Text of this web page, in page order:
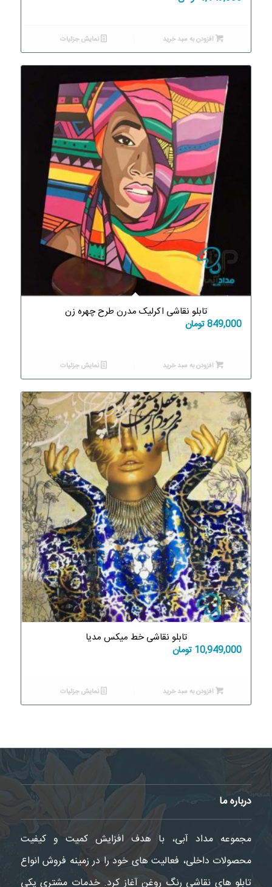
افزودن به سبد خرید نمایش جزئیات
تابلو نقاشی اکرلیک مدرن طرح چهره زن
849,000تومان
افزودن به سبد خرید نمایش جزئیات
تابلو نقاشی خط میکس مدیا
10,949,000 تومان
افزودن به سبد خرید نمایش جزئیات
درباره ما
مجموعه مداد آبی، با هدف افزایش کمیت و کیفیت
محصولات داخلی، فعالیت های خود را در زمینه فروش انواع
تابلو های نقاشی رنگ روغن آغاز کرد. خدمات مشتری یکی